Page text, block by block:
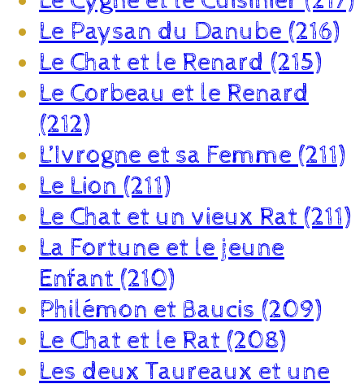
Le Paysan du Danube (216)
Le Chat et le Renard (215)
Le Corbeau et le Renard
(212)
L’Ivrogne et sa Femme (211)
Le Lion (211)
Le Chat et un vieux Rat (211)
La Fortune et le jeune
Enfant (210)
Philémon et Baucis (209)
Le Chat et le Rat (208)
Les deux Taureaux et une